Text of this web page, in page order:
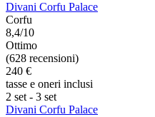
Divani Corfu Palace
Corfu
8,4/10
Ottimo
(628 recensioni)
240 €
tasse e oneri inclusi
2 set - 3 set
Divani Corfu Palace